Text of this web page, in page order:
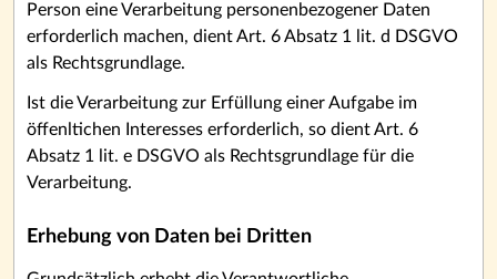
Person eine Verarbeitung personenbezogener Daten
erforderlich machen, dient Art. 6 Absatz 1 lit. d DSGVO
als Rechtsgrundlage.
Ist die Verarbeitung zur Erfüllung einer Aufgabe im
öffenltichen Interesses erforderlich, so dient Art. 6
Absatz 1 lit. e DSGVO als Rechtsgrundlage für die
Verarbeitung.
Erhebung von Daten bei Dritten